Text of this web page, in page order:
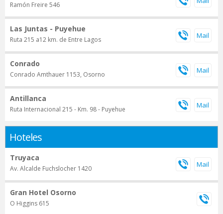
Ramón Freire 546
Las Juntas - Puyehue
Ruta 215 a12 km. de Entre Lagos
Conrado
Conrado Amthauer 1153, Osorno
Antillanca
Ruta Internacional 215 - Km. 98 - Puyehue
Hoteles
Truyaca
Av. Alcalde Fuchslocher 1420
Gran Hotel Osorno
O Higgins 615